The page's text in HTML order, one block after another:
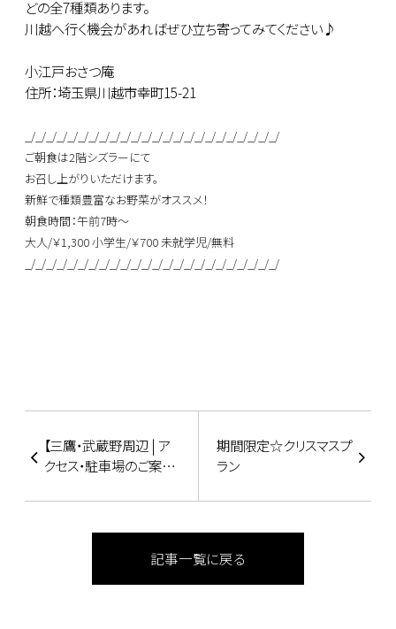
どの全7種類あります。
川越へ行く機会があればぜひ立ち寄ってみてください♪
小江戸おさつ庵
住所：埼玉県川越市幸町15-21
_/_/_/_/_/_/_/_/_/_/_/_/_/_/_/_/_/_/_/_/_/_/_/_/
ご朝食は2階シズラーにて
お召し上がりいただけます。
新鮮で種類豊富なお野菜がオススメ！
朝食時間：午前7時～
大人/￥1,300 小学生/￥700 未就学児/無料
_/_/_/_/_/_/_/_/_/_/_/_/_/_/_/_/_/_/_/_/_/_/_/_/
【三鷹・武蔵野周辺 | ア
クセス・駐車場のご案内
京武蔵野】
期間限定☆クリスマスプ
ラン
記事一覧に戻る